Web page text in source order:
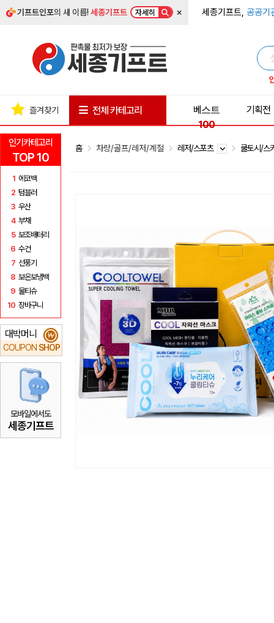
기프트인포의 새 이름!세종기프트 자세히 × 세종기프트, 공공기
인기카테고리
TOP 10
1 에코백
2 텀블러
3 우산
4 부채
5 보조배터리
6 수건
7 선풍기
8 보온보냉백
9 물티슈
10 장바구니
대박머니
COUPON SHOP
₩
모바일에서도
세종기프트
즐겨찾기 전체 카테고리
베스트
100
기획전
홈 차량/골프/레저/계절 레저/스포츠 쿨토시/스